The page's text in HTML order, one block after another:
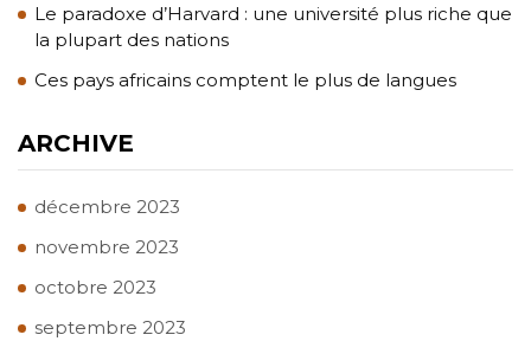
Le paradoxe d’Harvard : une université plus riche que
la plupart des nations
Ces pays africains comptent le plus de langues
ARCHIVE
décembre 2023
novembre 2023
octobre 2023
septembre 2023